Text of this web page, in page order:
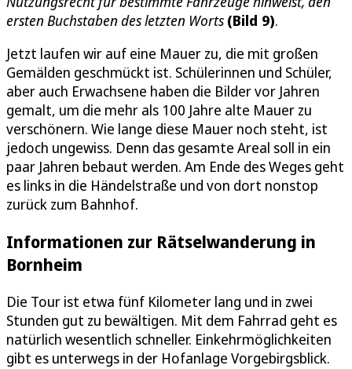
ersten Buchstaben des letzten Worts (Bild 9).
Jetzt laufen wir auf eine Mauer zu, die mit großen
Gemälden geschmückt ist. Schülerinnen und Schüler,
aber auch Erwachsene haben die Bilder vor Jahren
gemalt, um die mehr als 100 Jahre alte Mauer zu
verschönern. Wie lange diese Mauer noch steht, ist
jedoch ungewiss. Denn das gesamte Areal soll in ein
paar Jahren bebaut werden. Am Ende des Weges geht
es links in die Händelstraße und von dort nonstop
zurück zum Bahnhof.
Informationen zur Rätselwanderung in
Bornheim
Die Tour ist etwa fünf Kilometer lang und in zwei
Stunden gut zu bewältigen. Mit dem Fahrrad geht es
natürlich wesentlich schneller. Einkehrmöglichkeiten
gibt es unterwegs in der Hofanlage Vorgebirgsblick.